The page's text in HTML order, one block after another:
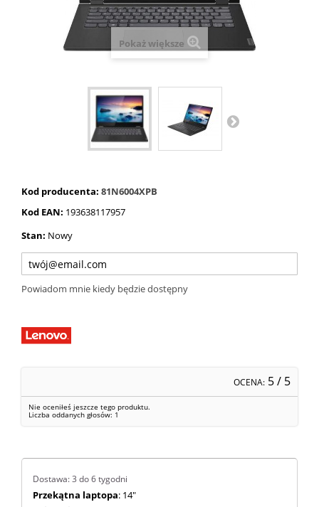
Pokaż większe
Kod producenta: 81N6004XPB
Kod EAN: 193638117957
Stan: Nowy
Powiadom mnie kiedy będzie dostępny
OCENA: 5/ 5
Nie oceniłeś jeszcze tego produktu.
Liczba oddanych głosów: 1
Dostawa: 3 do 6 tygodni
Przekątna laptopa: 14"